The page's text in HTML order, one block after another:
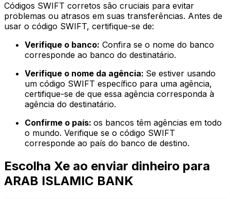
Códigos SWIFT corretos são cruciais para evitar
problemas ou atrasos em suas transferências. Antes de
usar o código SWIFT, certifique-se de:
Verifique o banco: Confira se o nome do banco
corresponde ao banco do destinatário.
Verifique o nome da agência: Se estiver usando
um código SWIFT específico para uma agência,
certifique-se de que essa agência corresponda à
agência do destinatário.
Confirme o país: os bancos têm agências em todo
o mundo. Verifique se o código SWIFT
corresponde ao país do banco de destino.
Escolha Xe ao enviar dinheiro para
ARAB ISLAMIC BANK